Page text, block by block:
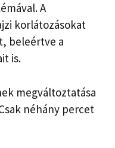
A
korlátozásokat
beleértve a
is.
megváltoztatása
néhány percet